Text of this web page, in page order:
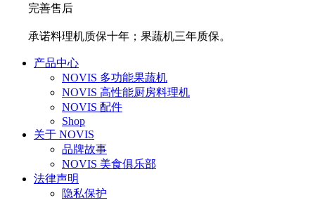
完善售后
承诺料理机质保十年；果蔬机三年质保。
产品中心
NOVIS 多功能果蔬机
NOVIS 高性能厨房料理机
NOVIS 配件
Shop
关于 NOVIS
品牌故事
NOVIS 美食俱乐部
法律声明
隐私保护